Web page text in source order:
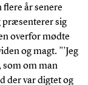
år senere
præsenterer sig
overfor mødte
og magt. ”’Jeg
som om man
der var digtet og